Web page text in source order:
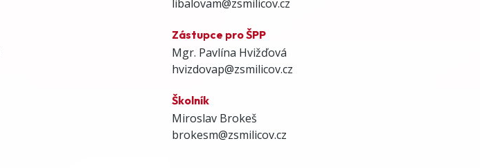
libalovam@zsmilicov.cz
Zástupce pro ŠPP
Mgr. Pavlína Hvižďová
hvizdovap@zsmilicov.cz
Školník
Miroslav Brokeš
brokesm@zsmilicov.cz